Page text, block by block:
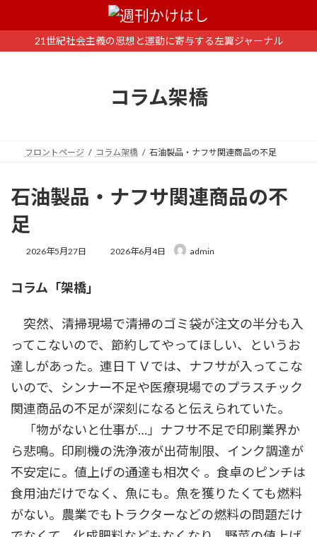
ン
ー
21世紀社会主義の思想と運動に寄与する左翼ジャーナル
コラム架橋
フロントページ コラム架橋 石油製品・ナフサ関連商品の不足
石油製品・ナフサ関連商品の不
足
2026年5月27日
最
:
2026年6月4日 admin
コラム「架橋」
突然、清掃現場で清掃のゴミ袋が注文の半分も入
ってこないので、節約してやってほしい、というお
達しがあった。連日ＴＶでは、ナフサが入ってこな
いので、シンナー不足や医療現場でのプラスチック
関連商品の不足が深刻になると伝えられていた。
「物がないと仕事が…」ナフサ不足で印刷業界か
ら悲鳴。印刷機の洗浄液が出荷制限、インク調達が
不安定に。値上げの通達も相次ぐ 。食卓のピンチは
食用油だけでなく、魚にも。魚を獲りたくても燃料
がない。農業でもトラクターなどの燃料の問題だけ